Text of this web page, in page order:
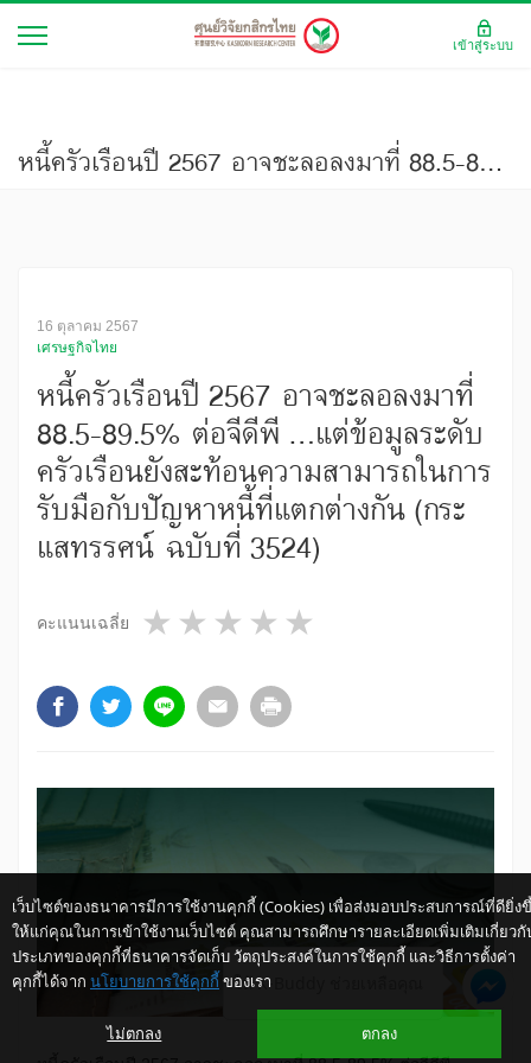
หนี้ครัวเรือนปี 2567 อาจชะลอลงมาที่ 88.5-89.5% ต่อจีดีพี ...แต่ข้อมูลระดับครัวเรือนยังสะท้อนความสามารถในการรับมือกับปัญหาหนี้ที่แตกต่างกัน (กระแสทรรศน์ ฉบับที่ 3524)
16 ตุลาคม 2567
เศรษฐกิจไทย
หนี้ครัวเรือนปี 2567 อาจชะลอลงมาที่
88.5-89.5% ต่อจีดีพี ...แต่ข้อมูลระดับ
ครัวเรือนยังสะท้อนความสามารถในการ
รับมือกับปัญหาหนี้ที่แตกต่างกัน (กระ
แสทรรศน์ ฉบับที่ 3524)
คะแนนเฉลี่ย 4 stars
3 stars
2 stars
1 star
เว็บไซต์ของธนาคารมีการใช้งานคุกกี้ (Cookies) เพื่อส่งมอบประสบการณ์ที่ดียิ่ง
ให้แก่คุณในการเข้าใช้งานเว็บไซต์ คุณสามารถศึกษารายละเอียดเพิ่มเติมเกี่ยวกั
ประเภทของคุกกี้ที่ธนาคารจัดเก็บ วัตถุประสงค์ในการใช้คุกกี้ และวิธีการตั้งค่า
คุกกี้ได้จาก นโยบายการใช้คุกกี้ ของเรา
ไม่ตกลง ตกลง
เข้าสู่ระบบ
ให้ K-Buddy ช่วยเหลือคุณ